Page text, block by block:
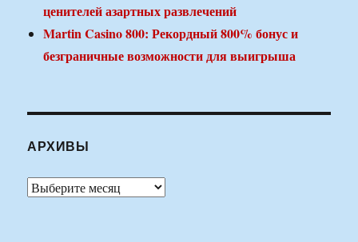
ценителей азартных развлечений
Martin Casino 800: Рекордный 800% бонус и
безграничные возможности для выигрыша
АРХИВЫ
Архивы